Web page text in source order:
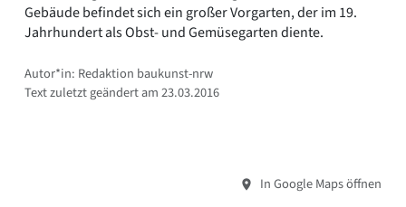
Gebäude befindet sich ein großer Vorgarten, der im 19.
Jahrhundert als Obst- und Gemüsegarten diente.
Autor*in: Redaktion baukunst-nrw
Text zuletzt geändert am 23.03.2016
In Google Maps öffnen